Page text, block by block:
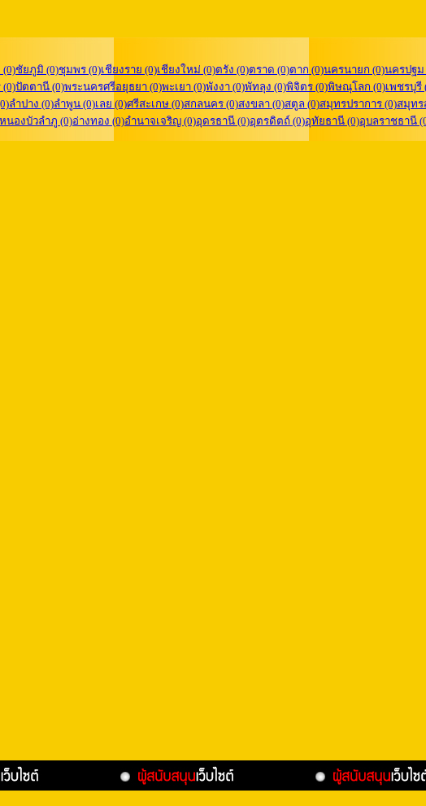
ชัยภูมิ (0)ชุมพร (0)เชียงราย (0)เชียงใหม่ (0)ตรัง (0)ตราด (0)ตาก (0)นครนายก (0)นครปฐม
(0)ปัตตานี (0)พระนครศรีอยุธยา (0)พะเยา (0)พังงา (0)พัทลุง (0)พิจิตร (0)พิษณุโลก (0)เพชรบุรี
ลำปาง (0)ลำพูน (0)เลย (0)ศรีสะเกษ (0)สกลนคร (0)สงขลา (0)สตูล (0)สมุทรปราการ (0)สมุทร
หนองบัวลำภู (0)อ่างทอง (0)อำนาจเจริญ (0)อุดรธานี (0)อุตรดิตถ์ (0)อุทัยธานี (0)อุบลราชธานี